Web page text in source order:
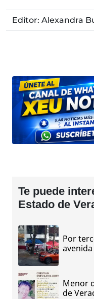
Editor: Alexandra
Te puede
Estado de
Por
avenida
Menor
de